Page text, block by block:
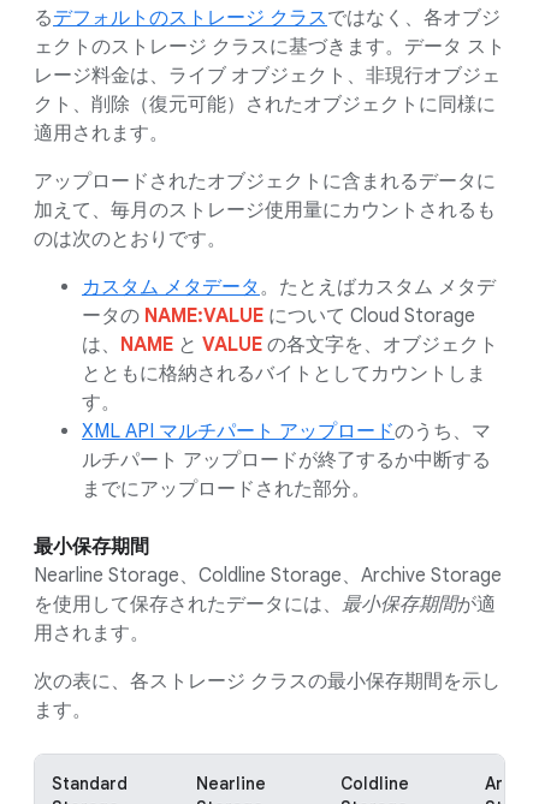
るデフォルトのストレージ クラスではなく、各オブジ
ェクトのストレージ クラスに基づきます。データ スト
レージ料金は、ライブ オブジェクト、非現行オブジェ
クト、削除（復元可能）されたオブジェクトに同様に
適用されます。
アップロードされたオブジェクトに含まれるデータに
加えて、毎月のストレージ使用量にカウントされるも
のは次のとおりです。
カスタム メタデータ。たとえばカスタム メタデ
ータの NAME:VALUE について Cloud Storage
は、 NAME と VALUE の各文字を、オブジェクト
とともに格納されるバイトとしてカウントしま
す。
XML API マルチパート アップロードのうち、マ
ルチパート アップロードが終了するか中断する
までにアップロードされた部分。
最小保存期間
Nearline Storage、Coldline Storage、Archive Storage
を使用して保存されたデータには、 最小保存期間が適
用されます。
次の表に、各ストレージ クラスの最小保存期間を示し
ます。
Standard
Nearline
Coldline